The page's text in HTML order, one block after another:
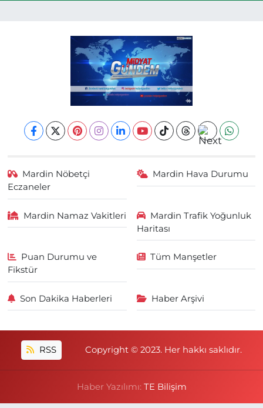
Mardin Nöbetçi
Eczaneler
Mardin Hava Durumu
Mardin Namaz Vakitleri
Mardin Trafik Yoğunluk
Haritası
Puan Durumu ve
Fikstür
Tüm Manşetler
Son Dakika Haberleri Haber Arşivi
RSS Copyright © 2023. Her hakkı saklıdır.
Haber Yazılımı: TE Bilişim